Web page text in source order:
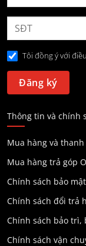
Tôi đồng ý với
Thông tin và chính
Mua hàng và
Mua hàng trả góp
Chính sách bảo
Chính sách đổi trả
Chính sách bảo trì,
Chính sách vận